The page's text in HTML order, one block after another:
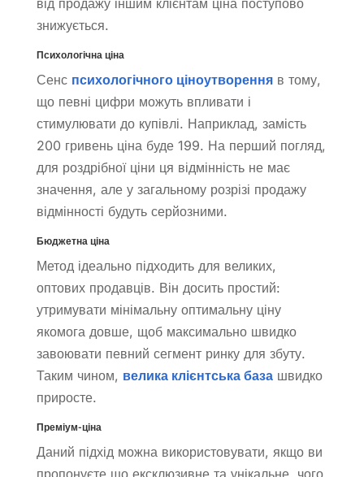
від продажу іншим клієнтам ціна поступово
знижується.
Психологічна ціна
Сенс психологічного ціноутворенняв тому,
що певні цифри можуть впливати і
стимулювати до купівлі. Наприклад, замість
200 гривень ціна буде 199. На перший погляд,
для роздрібної ціни ця відмінність не має
значення, але у загальному розрізі продажу
відмінності будуть серйозними.
Бюджетна ціна
Метод ідеально підходить для великих,
оптових продавців. Він досить простий:
утримувати мінімальну оптимальну ціну
якомога довше, щоб максимально швидко
завоювати певний сегмент ринку для збуту.
Таким чином, велика клієнтська базашвидко
приросте.
Преміум-ціна
Даний підхід можна використовувати, якщо ви